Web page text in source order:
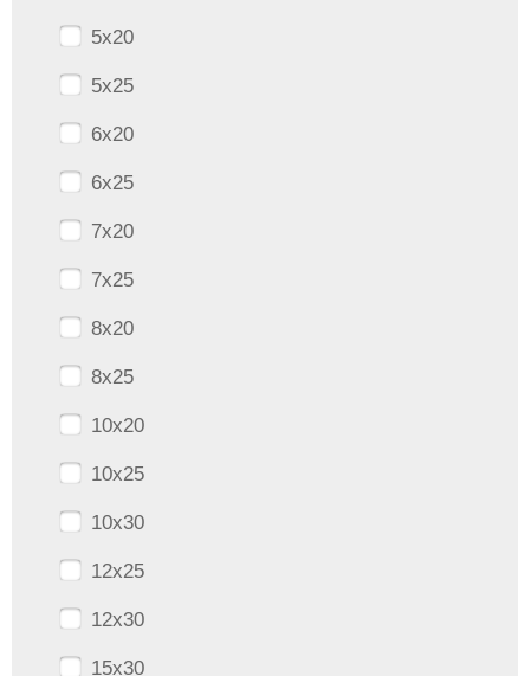
5x20
5x25
6x20
6x25
7x20
7x25
8x20
8x25
10x20
10x25
10x30
12x25
12x30
15x30